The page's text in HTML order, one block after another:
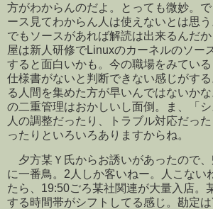
方がわからんのだよ。とっても微妙。
ース見てわからん人は使えないとは思
でもソースがあれば解読は出来るんだ
屋は新人研修でLinuxのカーネルのソー
すると面白いかも。今の職場をみてい
仕様書がないと判断できない感じがす
る人間を集めた方が早いんではないか
の二重管理はおかしいし面倒。ま、「
人の調整だったり、トラブル対応だっ
ったりといろいろありますからね。
夕方某Ｙ氏からお誘いがあったので
に一番鳥。2人しか客いねー。人こない
たら、19:50ごろ某社関連が大量入店。
する時間帯がシフトしてる感じ。勘定